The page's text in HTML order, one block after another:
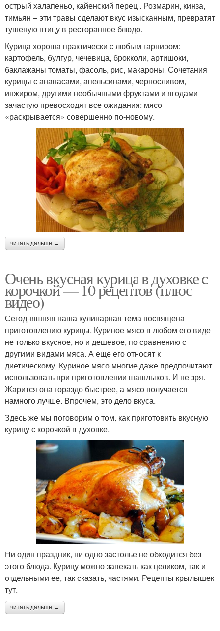
острый халапеньо, кайенский перец . Розмарин, кинза,
тимьян – эти травы сделают вкус изысканным, превратят
тушеную птицу в ресторанное блюдо.
Курица хороша практически с любым гарниром:
картофель, булгур, чечевица, брокколи, артишоки,
баклажаны томаты, фасоль, рис, макароны. Сочетания
курицы с ананасами, апельсинами, черносливом,
инжиром, другими необычными фруктами и ягодами
зачастую превосходят все ожидания: мясо
«раскрывается» совершенно по-новому.
читать дальше →
Очень вкусная курица в духовке с
корочкой — 10 рецептов (плюс
видео)
Сегодняшняя наша кулинарная тема посвящена
приготовлению курицы. Куриное мясо в любом его виде
не только вкусное, но и дешевое, по сравнению с
другими видами мяса. А еще его относят к
диетическому. Куриное мясо многие даже предпочитают
использовать при приготовлении шашлыков. И не зря.
Жарится она гораздо быстрее, а мясо получается
намного лучше. Впрочем, это дело вкуса.
Здесь же мы поговорим о том, как приготовить вкусную
курицу с корочкой в духовке.
Ни один праздник, ни одно застолье не обходится без
этого блюда. Курицу можно запекать как целиком, так и
отдельными ее, так сказать, частями. Рецепты крылышек
тут.
читать дальше →